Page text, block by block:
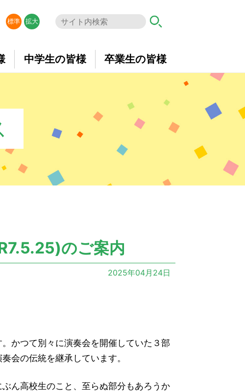
標準 拡大
中学生の皆様 卒業生の皆様
のご案内
2025年04月24日
かつて別々に演奏会を開催していた３部
会の伝統を継承しています。
ん高校生のこと、至らぬ部分もあろうか